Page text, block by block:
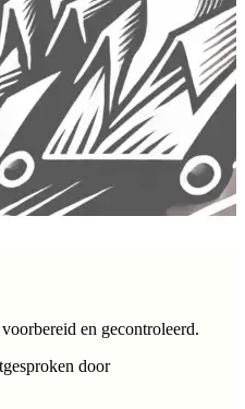
en gecontroleerd.
door